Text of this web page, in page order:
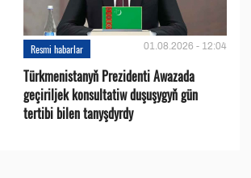
Resmi habarlar 01.08.2026 - 12:04
Türkmenistanyň Prezidenti Awazada
geçiriljek konsultatiw duşuşygyň gün
tertibi bilen tanyşdyrdy